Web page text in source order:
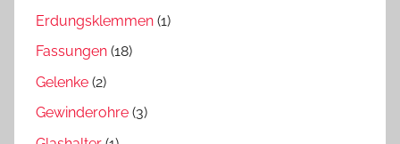
Erdungsklemmen (1)
Fassungen (18)
Gelenke (2)
Gewinderohre (3)